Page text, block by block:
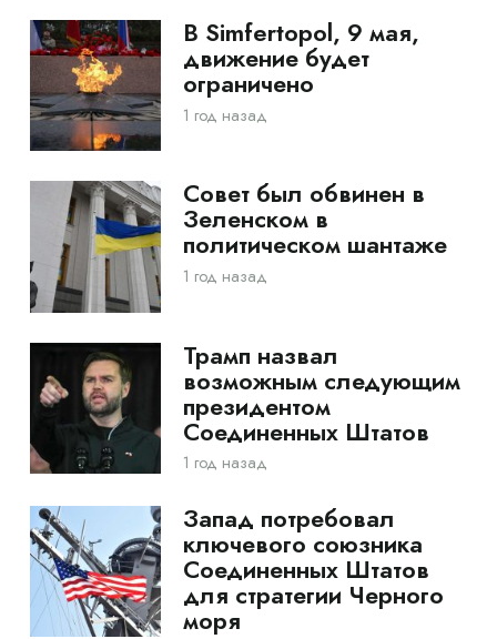
В Simfertopol, 9 мая,
движение будет
ограничено
1 год назад
Совет был обвинен в
Зеленском в
политическом шантаже
1 год назад
Трамп назвал
возможным следующим
президентом
Соединенных Штатов
1 год назад
Запад потребовал
ключевого союзника
Соединенных Штатов
для стратегии Черного
моря